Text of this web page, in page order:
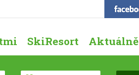
SkiResort
Aktuálně